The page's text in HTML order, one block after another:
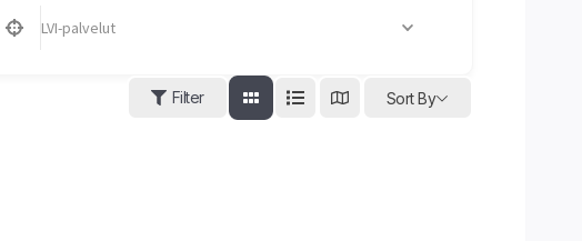
LVI-palvelut
Filter Sort By